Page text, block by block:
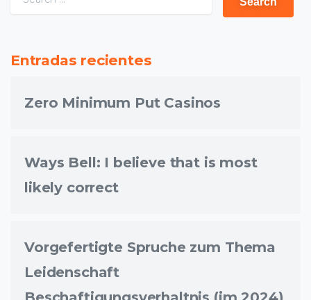
Entradas recientes
Zero Minimum Put Casinos
Ways Bell: I believe that is most
likely correct
Vorgefertigte Spruche zum Thema
Leidenschaft